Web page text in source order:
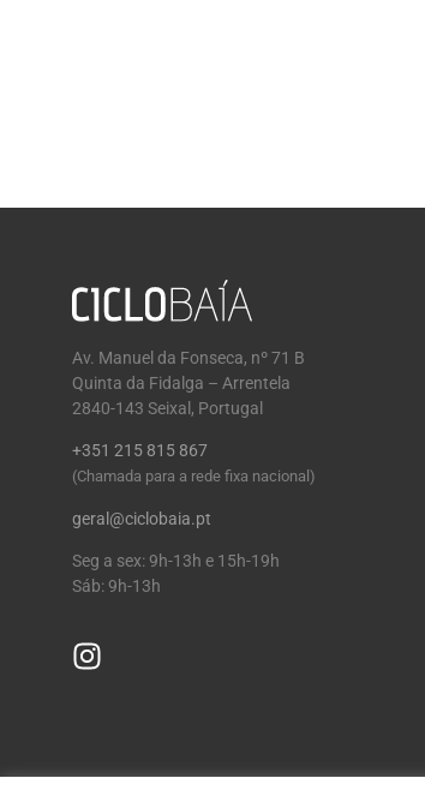
Av. Manuel da Fonseca, nº 71 B
Quinta da Fidalga – Arrentela
2840-143 Seixal, Portugal
+351 215 815 867
(Chamada para a rede fixa nacional)
geral@ciclobaia.pt
Seg a sex: 9h-13h e 15h-19h
Sáb: 9h-13h